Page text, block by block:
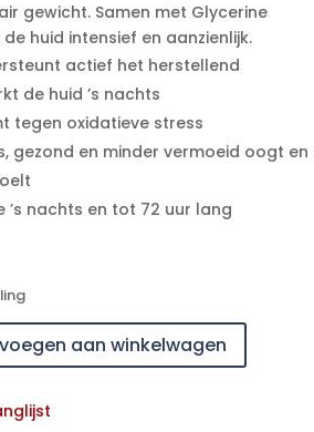
gewicht. Samen met Glycerine
huid intensief en aanzienlijk.
actief het herstellend
de huid ’s nachts
tegen oxidatieve stress
gezond en minder vermoeid oogt en
nachts en tot 72 uur lang
aan winkelwagen